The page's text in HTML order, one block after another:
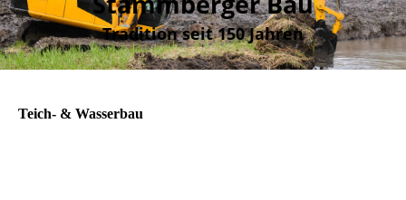
Tradition seit 150 Jahren
Teich- & Wasserbau